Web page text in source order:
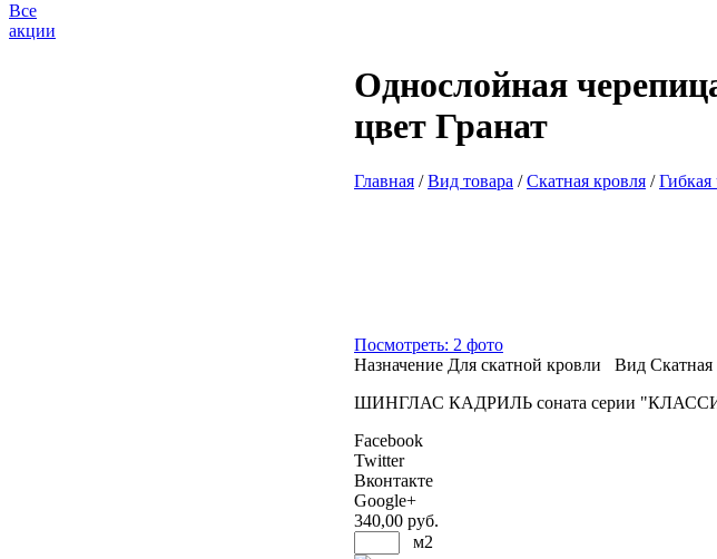
Все
акции
Однослойная
цвет Гранат
Главная /Вид товара /Скатная кровля /
Посмотреть: 2 фото
Назначение Для скатной кровли Вид Скатная
ШИНГЛАС КАДРИЛЬ соната серии
Facebook
Twitter
Вконтакте
Google+
340,00 руб.
м2